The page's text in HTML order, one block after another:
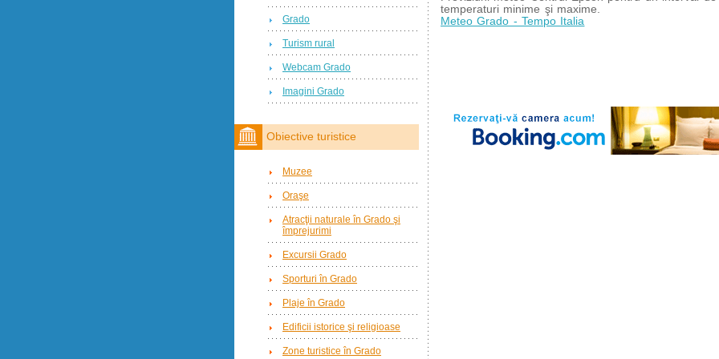
temperaturi minime şi maxime.
Meteo Grado - Tempo Italia
Grado
Turism rural
Webcam Grado
Imagini Grado
Obiective turistice
Muzee
Oraşe
Atracţii naturale în Grado şi
împrejurimi
Excursii Grado
Sporturi în Grado
Plaje în Grado
Edificii istorice şi religioase
Zone turistice în Grado